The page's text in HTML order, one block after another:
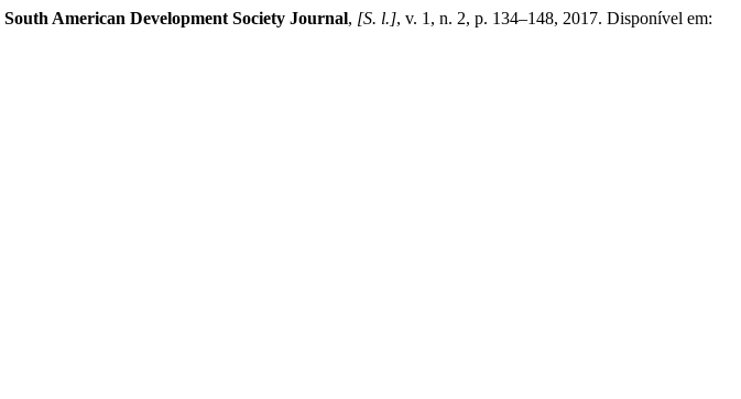
South American Development Society Journal, [S. l.], v. 1, n. 2, p. 134–148, 2017. Disponível em: